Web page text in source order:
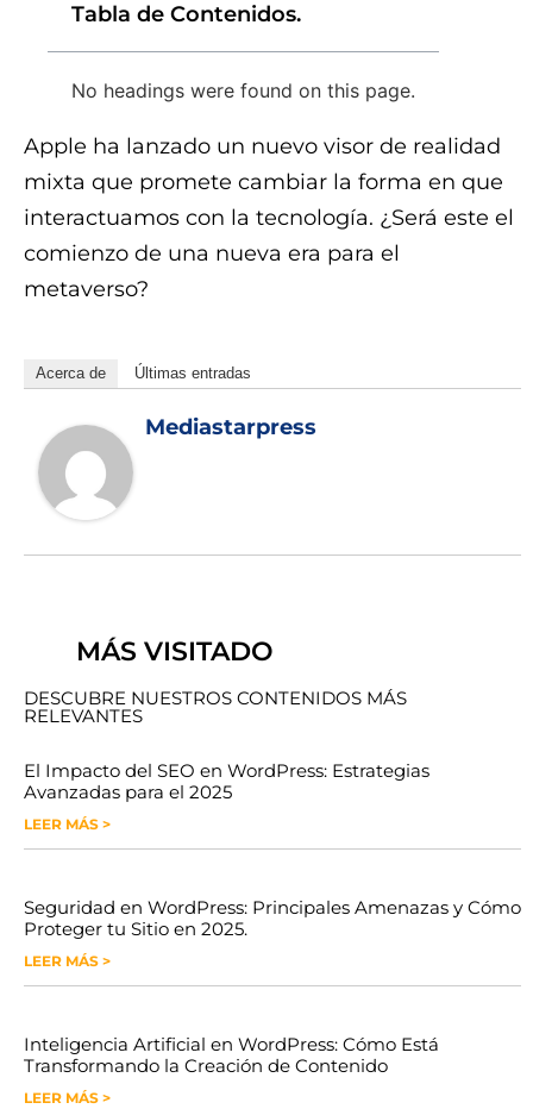
Tabla de Contenidos.
No headings were found on this page.
Apple ha lanzado un nuevo visor de realidad
mixta que promete cambiar la forma en que
interactuamos con la tecnología. ¿Será este el
comienzo de una nueva era para el
metaverso?
Acerca de Últimas entradas
Mediastarpress
MÁS VISITADO
DESCUBRE NUESTROS CONTENIDOS MÁS
RELEVANTES
El Impacto del SEO en WordPress: Estrategias
Avanzadas para el 2025
LEER MÁS >
Seguridad en WordPress: Principales Amenazas y Cómo
Proteger tu Sitio en 2025.
LEER MÁS >
Inteligencia Artificial en WordPress: Cómo Está
Transformando la Creación de Contenido
LEER MÁS >